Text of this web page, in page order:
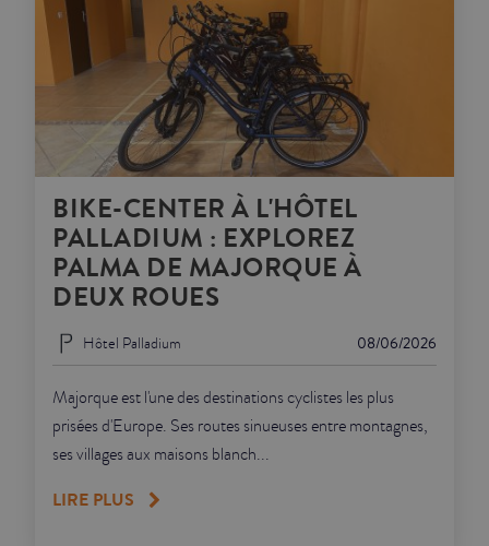
BIKE-CENTER À L'HÔTEL
PALLADIUM : EXPLOREZ
PALMA DE MAJORQUE À
DEUX ROUES
08/06/2026
Hôtel Palladium
Majorque est l'une des destinations cyclistes les plus
prisées d'Europe. Ses routes sinueuses entre montagnes,
ses villages aux maisons blanch...
LIRE PLUS